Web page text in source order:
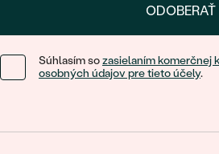
ODOBERAŤ
Súhlasím sozasielaním komerčnej
osobných údajov pre tieto účely.